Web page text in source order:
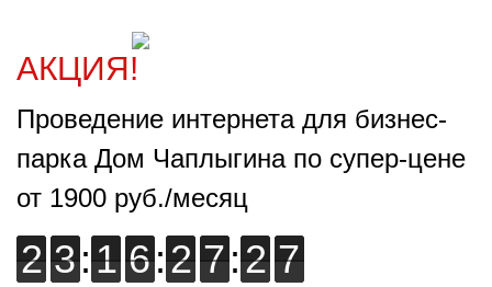
АКЦИЯ!
Проведение интернета для бизнес-
парка Дом Чаплыгина по супер-цене
от 1900 руб./месяц
2
2 3
3:1
1 6
6:2
2 7
7:2
2
2 6
6
6